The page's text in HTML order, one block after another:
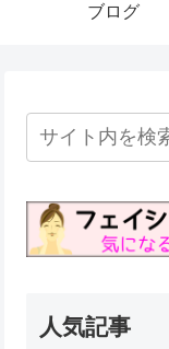
ブログ
人気記事